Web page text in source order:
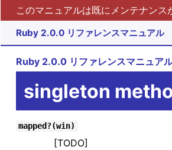
このマニュアルは既にメンテナン
Ruby 2.0.0 リファレンスマニュアル
Ruby 2.0.0 リファレンスマニュア
singleton
mapped?(win)
[TODO]